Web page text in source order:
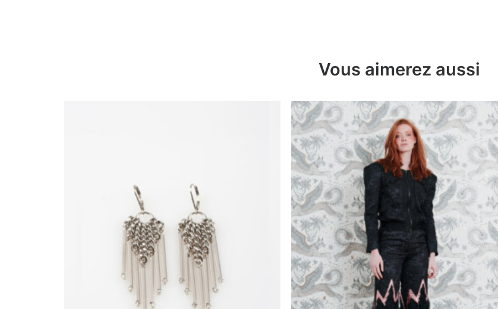
Vous aimerez aussi